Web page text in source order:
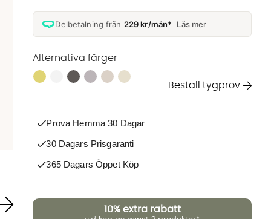
Delbetalning från 229 kr/mån* Läs mer
Alternativa färger
Finns även i dessa färger:
Beställ tygprov
Prova Hemma 30 Dagar
30 Dagars Prisgaranti
365 Dagars Öppet Köp
10% extra rabatt